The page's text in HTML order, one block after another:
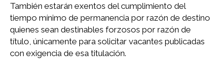
También estarán exentos del cumplimiento del
tiempo mínimo de permanencia por razón de destino
quienes sean destinables forzosos por razón de
título, únicamente para solicitar vacantes publicadas
con exigencia de esa titulación.